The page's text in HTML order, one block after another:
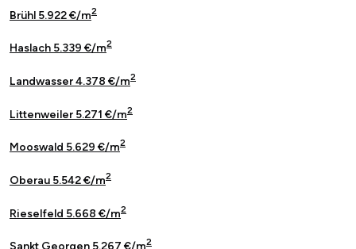
Brühl 5.922 €/m2
Haslach 5.339 €/m2
Landwasser 4.378 €/m2
Littenweiler 5.271 €/m2
Mooswald 5.629 €/m2
Oberau 5.542 €/m2
Rieselfeld 5.668 €/m2
2